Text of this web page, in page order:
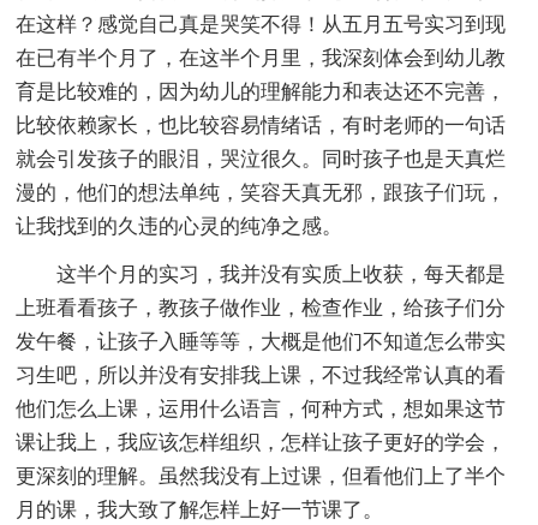
在这样？感觉自己真是哭笑不得！从五月五号实习到现
在已有半个月了，在这半个月里，我深刻体会到幼儿教
育是比较难的，因为幼儿的理解能力和表达还不完善，
比较依赖家长，也比较容易情绪话，有时老师的一句话
就会引发孩子的眼泪，哭泣很久。同时孩子也是天真烂
漫的，他们的想法单纯，笑容天真无邪，跟孩子们玩，
让我找到的久违的心灵的纯净之感。
这半个月的实习，我并没有实质上收获，每天都是
上班看看孩子，教孩子做作业，检查作业，给孩子们分
发午餐，让孩子入睡等等，大概是他们不知道怎么带实
习生吧，所以并没有安排我上课，不过我经常认真的看
他们怎么上课，运用什么语言，何种方式，想如果这节
课让我上，我应该怎样组织，怎样让孩子更好的学会，
更深刻的理解。虽然我没有上过课，但看他们上了半个
月的课，我大致了解怎样上好一节课了。